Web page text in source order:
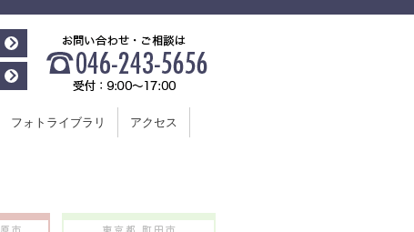
フォトライブラリ アクセス